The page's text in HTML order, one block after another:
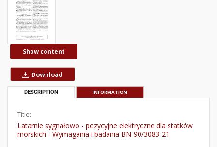
Show content
Download
DESCRIPTION INFORMATION
Title:
Latarnie sygnałowo - pozycyjne elektryczne dla statków
morskich - Wymagania i badania BN-90/3083-21